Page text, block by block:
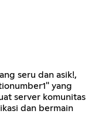
seru dan asik!,
yang
server komunitas
dan bermain